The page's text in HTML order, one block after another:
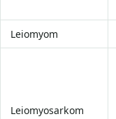
Leiomyom
Leiomyosarkom